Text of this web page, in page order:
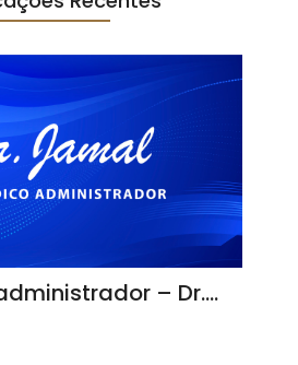
– Dr.…